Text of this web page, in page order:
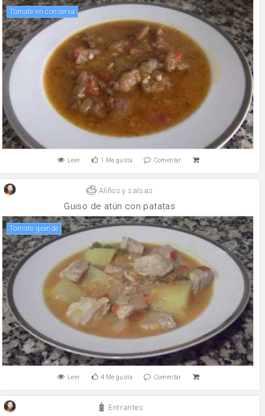
Tomate en conserva
Leer 1 Me gusta Comentar
Aliños y salsas
Guiso de atún con patatas
Tomate grande
Leer 4 Me gusta Comentar
Entrantes